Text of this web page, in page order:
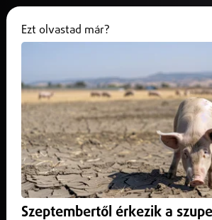
Idén a szokásosnál
kezdődik a téli
2025. augusztus 28.Magyarország
Az órákat hajnali háromról kettőre kell
Ezt olvastad már?
Szeptembertől érkezik a